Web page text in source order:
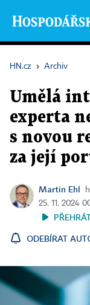
HN.cz › Archiv
Umělá
experta
s novou
za její
Martin Ehl
25. 11. 2024
ODEBÍRAT